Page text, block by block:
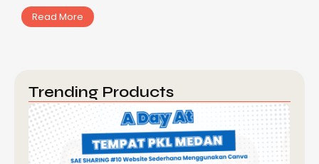
Read More
Trending Products